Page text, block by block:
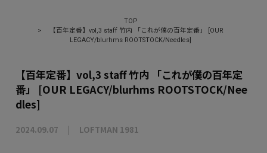
TOP
>
【百年定番】vol,3 staff 竹内 「これが僕の百年定番」 [OUR
LEGACY/blurhms ROOTSTOCK/Needles]
【百年定番】vol,3 staff 竹内 「これが僕の百年定
番」 [OUR LEGACY/blurhms ROOTSTOCK/Nee
dles]
2024.09.07 LOFTMAN 1981